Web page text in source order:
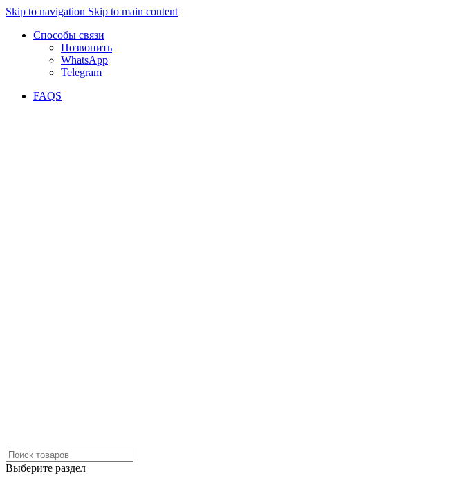
Skip to navigation Skip to main content
Способы связи
Позвонить
WhatsApp
Telegram
FAQS
Выберите раздел